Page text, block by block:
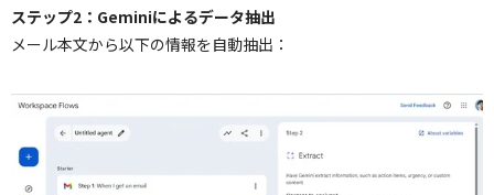
ステップ2：Geminiによるデータ抽出
メール本文から以下の情報を自動抽出：